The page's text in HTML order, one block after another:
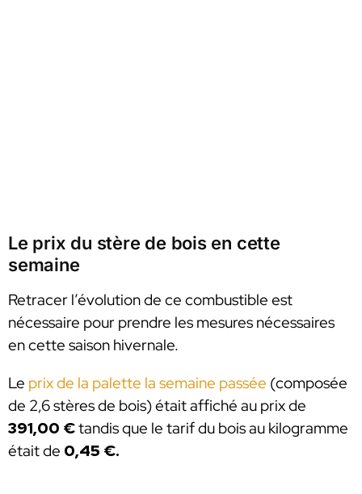
Le prix du stère de bois en cette
semaine
Retracer l’évolution de ce combustible est
nécessaire pour prendre les mesures nécessaires
en cette saison hivernale.
Le prix de la palette la semaine passée (composée
de 2,6 stères de bois) était affiché au prix de
391,00 €tandis que le tarif du bois au kilogramme
était de 0,45 €.